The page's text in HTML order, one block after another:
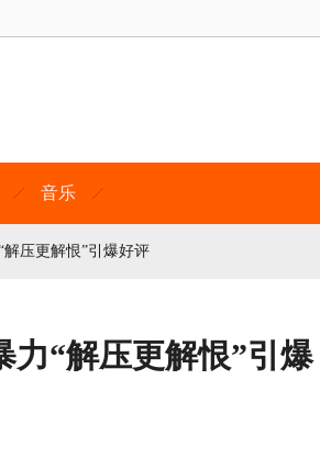
音乐
压更解恨”引爆好评
力“解压更解恨”引爆